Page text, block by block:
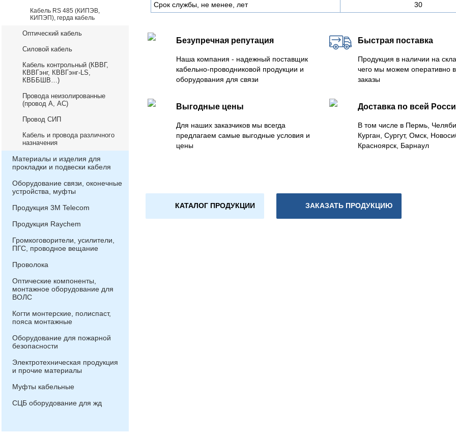
Кабель RS 485 (КИПЭВ,
КИПЭП), герда кабель
Оптический кабель
Силовой кабель
Кабель контрольный (КВВГ,
КВВГэнг, КВВГэнг-LS,
КВББШВ…)
Провода неизолированные
(провод А, АС)
Провод СИП
Кабель и провода различного
назначения
Материалы и изделия для
прокладки и подвески кабеля
Оборудование связи, оконечные
устройства, муфты
Продукция 3М Telecom
Продукция Raychem
Громкоговорители, усилители,
ПГС, проводное вещание
Проволока
Оптические компоненты,
монтажное оборудование для
ВОЛС
Когти монтерские, полиспаст,
пояса монтажные
Оборудование для пожарной
безопасности
Электротехническая продукция
и прочие материалы
Муфты кабельные
СЦБ оборудование для жд
Срок службы, не менее, лет
30
Безупречная репутация
Наша компания - надежный поставщик
кабельно-проводниковой продукции и
оборудования для связи
Быстрая поставка
Продукция в наличии на
чего мы можем оперативно
заказы
Выгодные цены
Для наших заказчиков мы всегда
предлагаем самые выгодные условия и
цены
Доставка по всей
В том числе в Пермь,
Курган, Сургут, Омск,
Красноярск, Барнаул
КАТАЛОГ ПРОДУКЦИИ ЗАКАЗАТЬ ПРОДУКЦИЮ